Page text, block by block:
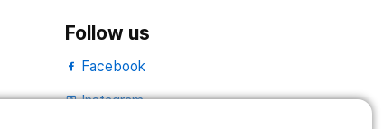
Follow us
Facebook
portraitInstagram